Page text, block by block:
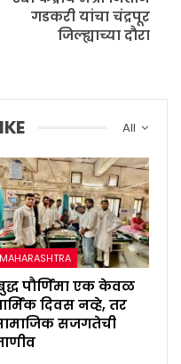
गडकरी यांचा चंद्रपूर
जिल्ह्याच्या दौरा
All
MAHARASHTRA
पौर्णिमा एक केवळ
दिवस नव्हे, तर
सजगतेची